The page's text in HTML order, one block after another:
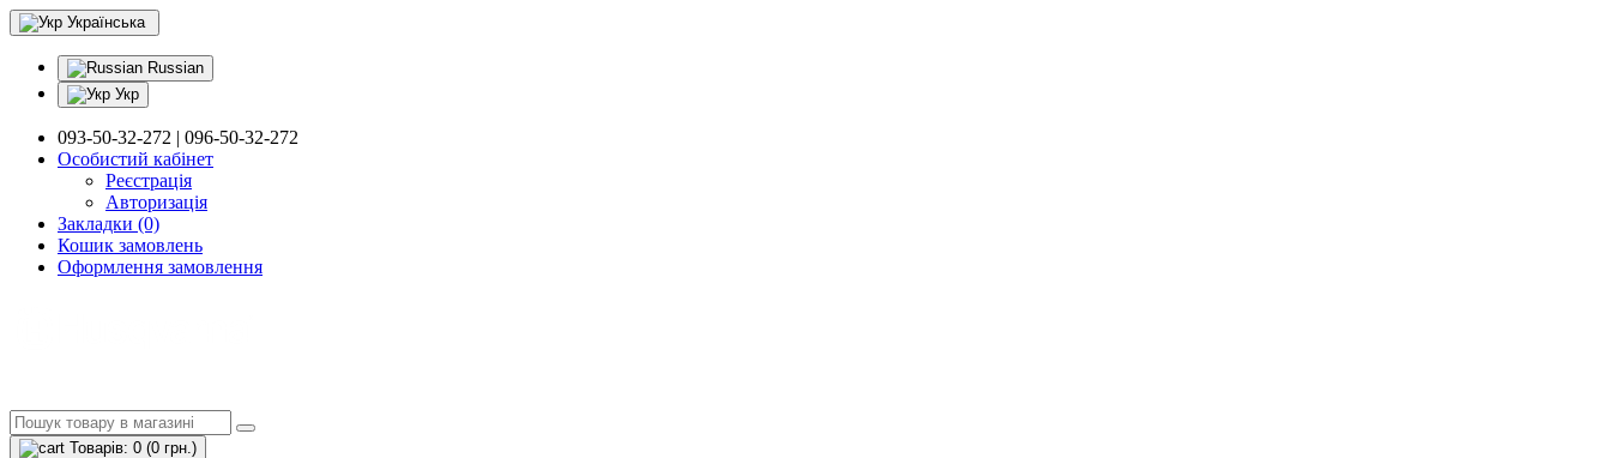
Українська
Russian
Укр
093-50-32-272 | 096-50-32-272
Особистий кабінет
Реєстрація
Авторизація
Закладки (0)
Кошик замовлень
Оформлення замовлення
Товарів: 0 (0 грн.)